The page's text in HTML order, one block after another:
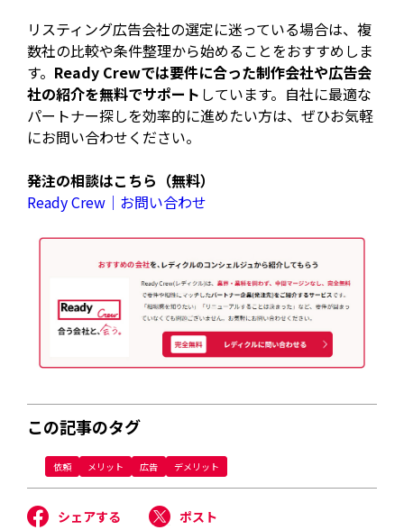
リスティング広告会社の選定に迷っている場合は、複
数社の比較や条件整理から始めることをおすすめしま
す。 Ready Crewでは要件に合った制作会社や広告会
社の紹介を無料でサポート しています。自社に最適な
パートナー探しを効率的に進めたい方は、ぜひお気軽
にお問い合わせください。
発注の相談はこちら（無料）
Ready Crew｜お問い合わせ
この記事のタグ
依頼 メリット 広告 デメリット
シェアする ポスト